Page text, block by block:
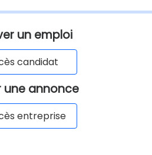
un emploi
candidat
une annonce
entreprise